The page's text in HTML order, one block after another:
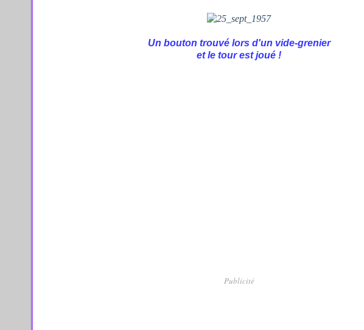
Un bouton trouvé lors d'un vide-grenier
et le tour est joué !
Publicité